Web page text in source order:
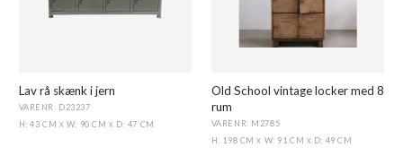
Lav rå skænk i jern
VARENR: D23237
H: 43 CM X W: 90 CM X D: 47 CM
Old School vintage locker med 8
rum
VARENR: M2785
H: 198 CMX W: 91 CM X D: 49 CM